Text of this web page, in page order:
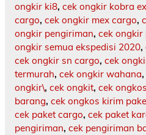
ongkir ki8, cek ongkir kobra
cargo, cek ongkir mex cargo,
ongkir pengiriman, cek ongkir
ongkir semua ekspedisi 2020,
cek ongkir sn cargo, cek
termurah, cek ongkir wahana,
ongkir\, cek ongkit, cek
barang, cek ongkos kirim
cek paket cargo, cek paket
pengiriman, cek pengiriman